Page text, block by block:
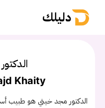
دليلك
Khaity
الدكتور مجد خيتي هو طبيب